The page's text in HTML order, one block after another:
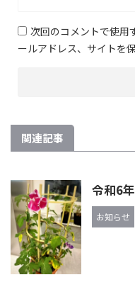
次回のコメントで使用
ールアドレス、サイトを保
関連記事
令和6
お知らせ